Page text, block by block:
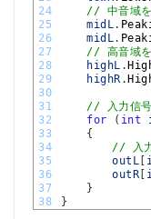
24
25
26
27
28
29
30
31
32
33
34
35
36
37
38
// 中音域を
midL.
midL.
// 高音域を
highL .
highR .
// 入力信号
for
( int
{
// 入力
outL
outR
}
}